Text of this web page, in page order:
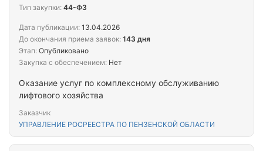
Оказание услуг по комплексному обслуживанию
лифтового хозяйства
Заказчик
УПРАВЛЕНИЕ РОСРЕЕСТРА ПО ПЕНЗЕНСКОЙ ОБЛАСТИ
Тип закупки: 44-ФЗ
Дата публикации: 13.04.2026
До окончания приема заявок: 143 дня
Этап: Опубликовано
Закупка с обеспечением: Нет